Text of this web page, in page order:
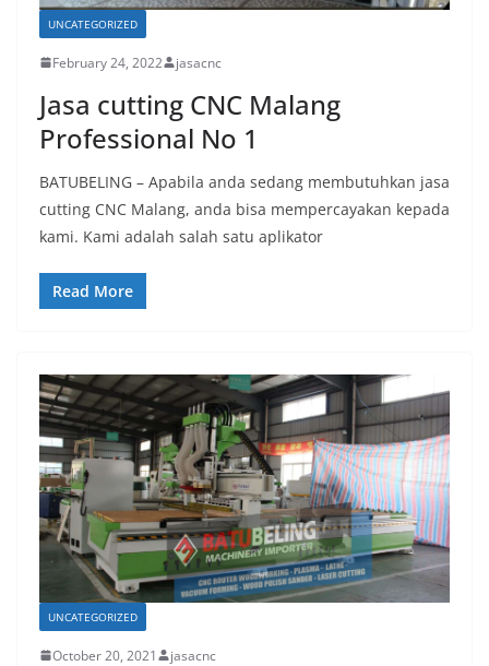
UNCATEGORIZED
February 24, 2022 jasacnc
Jasa cutting CNC Malang
Professional No 1
BATUBELING – Apabila anda sedang membutuhkan jasa
cutting CNC Malang, anda bisa mempercayakan kepada
kami. Kami adalah salah satu aplikator
Read More
UNCATEGORIZED
October 20, 2021 jasacnc